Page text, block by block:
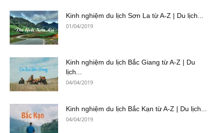
Kinh nghiệm du lịch Sơn La từ A-Z | Du lịch...
01/04/2019
Kinh nghiệm du lịch Bắc Giang từ A-Z | Du
lịch...
04/04/2019
Kinh nghiệm du lịch Bắc Kạn từ A-Z | Du lịch...
04/04/2019